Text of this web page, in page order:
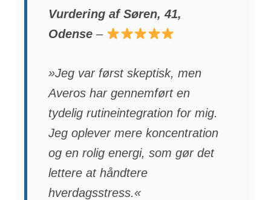
Vurdering af Søren, 41,
Odense –
»Jeg var først skeptisk, men
Averos har gennemført en
tydelig rutineintegration for mig.
Jeg oplever mere koncentration
og en rolig energi, som gør det
lettere at håndtere
hverdagsstress.«